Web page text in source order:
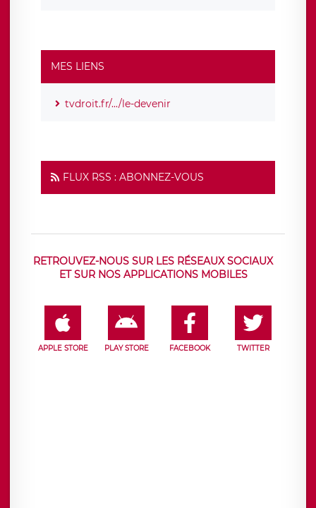
MES LIENS
tvdroit.fr/.../le-devenir
FLUX RSS : ABONNEZ-VOUS
RETROUVEZ-NOUS SUR LES RÉSEAUX SOCIAUX
ET SUR NOS APPLICATIONS MOBILES
APPLE STORE PLAY STORE FACEBOOK TWITTER